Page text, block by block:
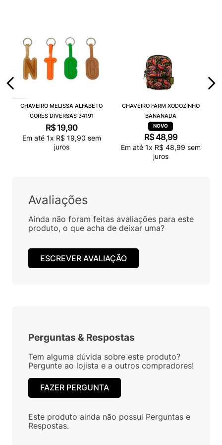
CHAVEIRO MELISSA ALFABETO
CORES DIVERSAS 34191
R$ 19,90
Em até 1x R$ 19,90 sem
juros
CHAVEIRO FARM XODOZINHO
BANANADA
R$48,99
Em até 1x R$ 48,99 sem
juros
Avaliações
Ainda não foram feitas avaliações para este
produto, o que acha de deixar uma?
ESCREVER AVALIAÇÃO
Perguntas & Respostas
Tem alguma dúvida sobre este produto?
Pergunte ao lojista e a outros compradores!
FAZER PERGUNTA
Este produto ainda não possui Perguntas e
Respostas.